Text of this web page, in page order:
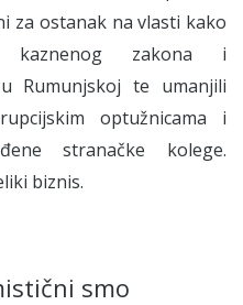
za ostanak na vlasti kako
zakona i
Rumunjskoj te umanjili
optužnicama i
stranačke kolege.
biznis.
smo